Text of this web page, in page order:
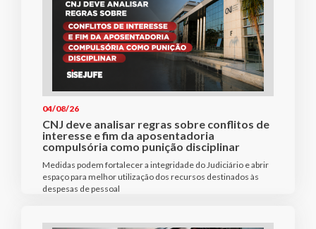
04/08/26
CNJ deve analisar regras sobre conflitos de
interesse e fim da aposentadoria
compulsória como punição disciplinar
Medidas podem fortalecer a integridade do Judiciário e abrir
espaço para melhor utilização dos recursos destinados às
despesas de pessoal